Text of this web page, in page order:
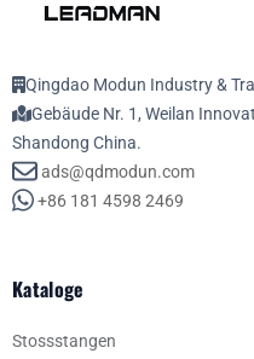
Qingdao Modun Industry &
Gebäude Nr. 1, Weilan
Shandong China.
ads@qdmodun.com
+86 181 4598 2469
Kataloge
Stossstangen